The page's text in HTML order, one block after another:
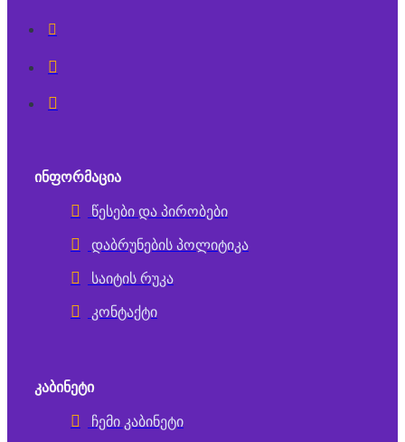
ᲘᲜᲤᲝᲠᲛᲐᲪᲘᲐ
წესები და პირობები
დაბრუნების პოლიტიკა
საიტის რუკა
კონტაქტი
ᲙᲐᲑᲘᲜᲔᲢᲘ
ჩემი კაბინეტი